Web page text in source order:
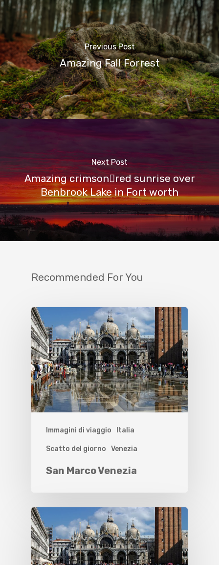
Previous Post
Amazing Fall Forrest
Next Post
Amazing crimsonred sunrise over
Benbrook Lake in Fort worth
Recommended For You
Immagini di viaggio Italia
Scatto del giorno Venezia
San Marco Venezia